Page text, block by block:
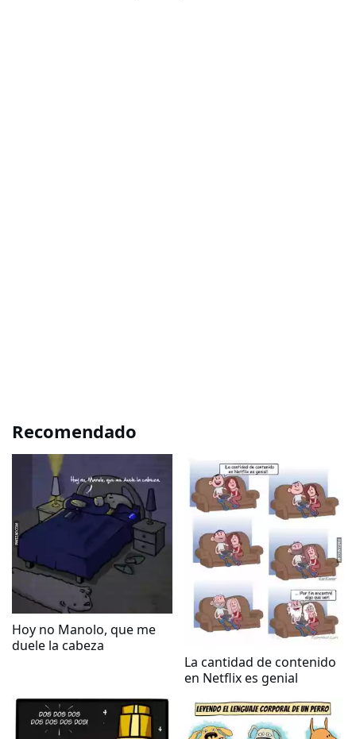
Recomendado
Hoy no Manolo, que me
duele la cabeza
La cantidad de contenido
en Netflix es genial